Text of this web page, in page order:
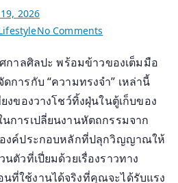
2026
No Comments
วิธี
หยิบ
แรง
บันดาล
ใจ
กาลศิลปะ พร้อมข้าวของเต็มมือ
การกับ “ความทรงจำ” เหล่านี้
งของวางโชว์ทิ้งฝุ่นในตู้เก็บของ
การเปลี่ยนงานหัตถกรรมจาก
องค์ประกอบหลักที่ปลุกวิญญาณให้
ตัวที่เปี่ยมด้วยเรื่องราวทาง
ที่ใช้งานได้จริงที่คุณจะได้รับแรง